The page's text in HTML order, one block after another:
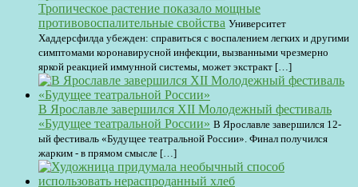
Тропическое растение показало мощные
противовоспалительные свойства Университет
Хаддерсфилда убежден: справиться с воспалением легких и другими
симптомами коронавирусной инфекции, вызванными чрезмерно
яркой реакцией иммунной системы, может экстракт […]
В Ярославле завершился XII Молодежный фестиваль
«Будущее театральной России» В Ярославле завершился 12-
ый фестиваль «Будущее театральной России». Финал получился
жарким - в прямом смысле […]